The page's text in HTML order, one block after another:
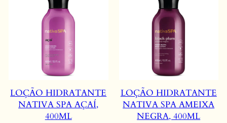
LOÇÃO HIDRATANTE
NATIVA SPA AÇAÍ,
400ML
LOÇÃO HIDRATANTE
NATIVA SPA AMEIXA
NEGRA, 400ML